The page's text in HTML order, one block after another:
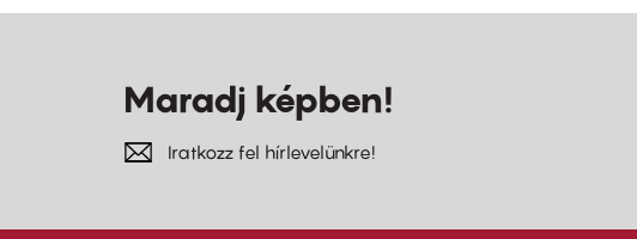
Maradj képben!
Iratkozz fel hírlevelünkre!